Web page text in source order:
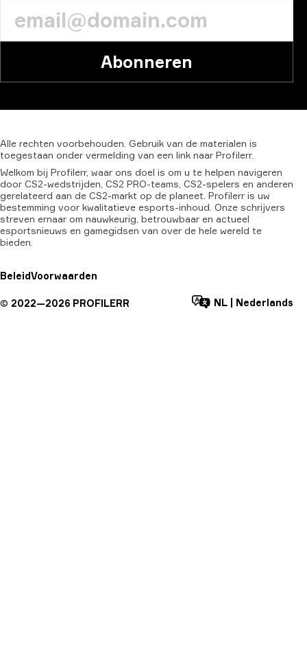
Abonneren
Alle rechten voorbehouden. Gebruik van de materialen is
toegestaan onder vermelding van een link naar Profilerr.
Welkom bij Profilerr, waar ons doel is om u te helpen navigeren
door CS2-wedstrijden, CS2 PRO-teams, CS2-spelers en anderen
gerelateerd aan de CS2-markt op de planeet. Profilerr is uw
bestemming voor kwalitatieve esports-inhoud. Onze schrijvers
streven ernaar om nauwkeurig, betrouwbaar en actueel
esportsnieuws en gamegidsen van over de hele wereld te
bieden.
BeleidVoorwaarden
© 2022—2026 PROFILERR NL Nederlands